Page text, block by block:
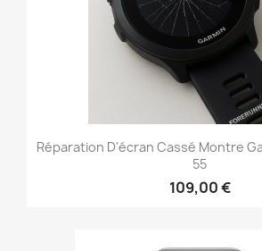
Réparation D'écran Cassé Montre
55
109,00 €